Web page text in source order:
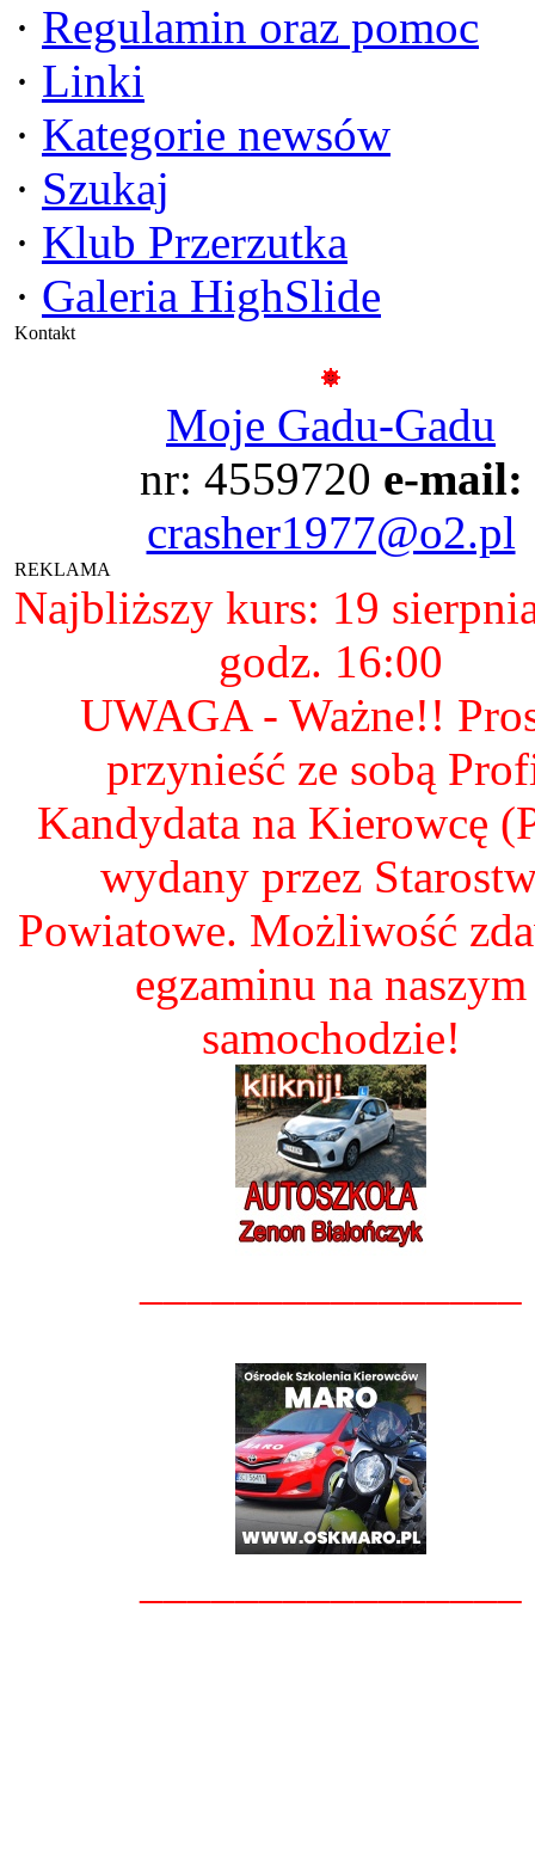
· Regulamin oraz pomoc
· Linki
· Kategorie newsów
· Szukaj
· Klub Przerzutka
· Galeria HighSlide
Kontakt
Moje Gadu-Gadu
nr: 4559720 e-mail:
crasher1977@o2.pl
REKLAMA
Najbliższy kurs: 19
godz. 16:00
UWAGA - Ważne!!
przynieść ze sobą
Kandydata na Kierowcę
wydany przez
Powiatowe. Możliwość
egzaminu na naszym
samochodzie!